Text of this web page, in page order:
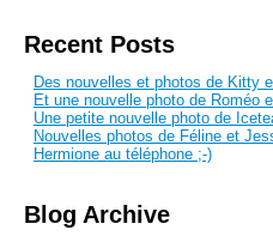
Recent Posts
Des nouvelles et photos de Kitty
Et une nouvelle photo de Roméo
Une petite nouvelle photo de
Nouvelles photos de Féline et
Hermione au téléphone ;-)
Blog Archive